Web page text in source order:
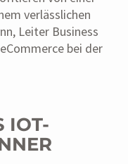
verlässlichen
Leiter Business
bei der
IOT-